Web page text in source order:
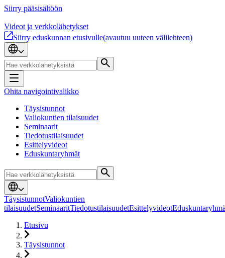
Siirry pääsisältöön
Videot ja verkkolähetykset
Siirry eduskunnan etusivulle(avautuu uuteen välilehteen)
Ohita navigointivalikko
Täysistunnot
Valiokuntien tilaisuudet
Seminaarit
Tiedotustilaisuudet
Esittelyvideot
Eduskuntaryhmät
TäysistunnotValiokuntien
tilaisuudetSeminaaritTiedotustilaisuudetEsittelyvideot
Etusivu
Täysistunnot